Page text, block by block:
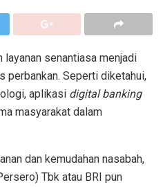
layanan senantiasa menjadi
perbankan. Seperti diketahui,
aplikasi digital banking
masyarakat dalam
dan kemudahan nasabah,
Tbk atau BRI pun